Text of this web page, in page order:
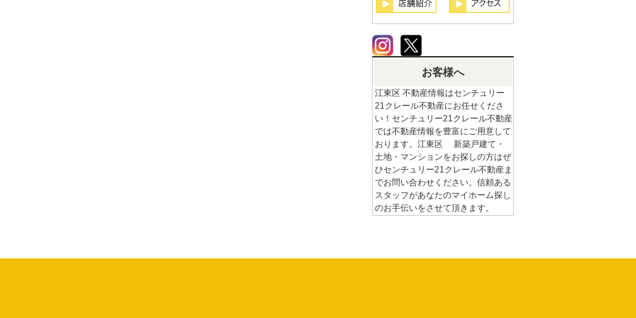
お客様へ
江東区 不動産情報はセンチュリー
21クレール不動産にお任せくださ
い！センチュリー21クレール不動産
では不動産情報を豊富にご用意して
おります。江東区 新築戸建て・
土地・マンションをお探しの方はぜ
ひセンチュリー21クレール不動産ま
でお問い合わせください。信頼ある
スタッフがあなたのマイホーム探し
のお手伝いをさせて頂きます。